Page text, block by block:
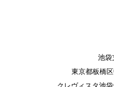
池袋
東京都板橋